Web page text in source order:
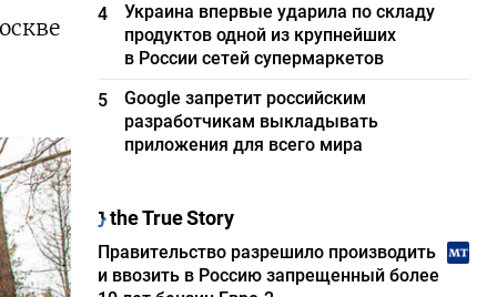
4
Украина впервые ударила по складу
продуктов одной из крупнейших
в России сетей супермаркетов
5
Google запретит российским
разработчикам выкладывать
приложения для всего мира